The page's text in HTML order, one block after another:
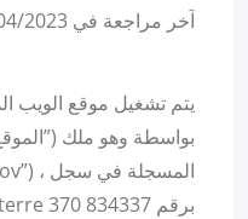
آخر مراجعة في 03/04/2023
يتم تشغيل موقع الويب